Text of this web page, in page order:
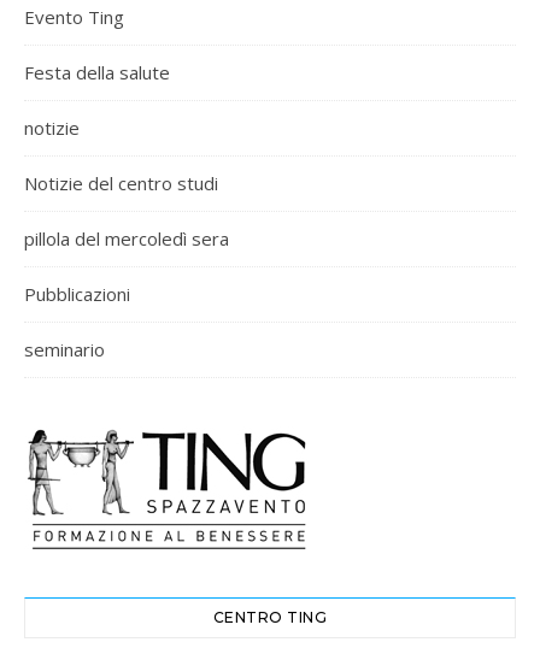
Evento Ting
Festa della salute
notizie
Notizie del centro studi
pillola del mercoledì sera
Pubblicazioni
seminario
CENTRO TING